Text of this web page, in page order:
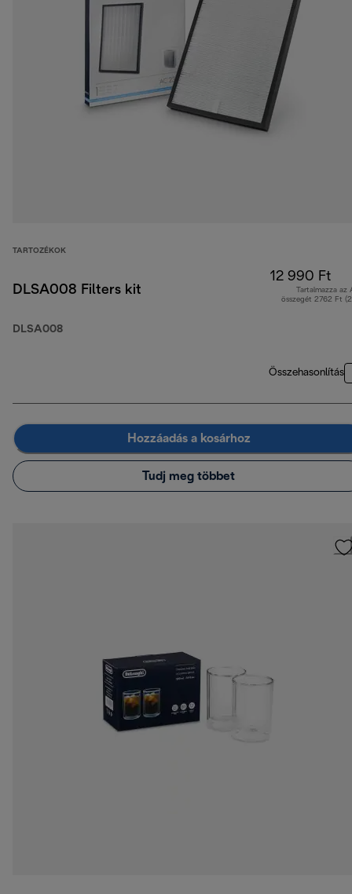
TARTOZÉKOK
DLSA008 Filters kit
DLSA008
12 990 Ft
Tartalmazza az
összegét 2762 Ft
Összehasonlítás
Hozzáadás a kosárhoz
Tudj meg többet